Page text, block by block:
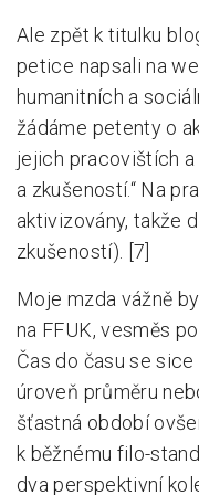
Ale zpět k titulku
petice napsali na
humanitních a
žádáme petenty o
jejich pracovištích
a zkušeností.“ Na
aktivizovány, takže
zkušeností). [7]
Moje mzda vážně
na FFUK, vesměs
Čas do času se sice
úroveň průměru
šťastná období
k běžnému filo-
dva perspektivní